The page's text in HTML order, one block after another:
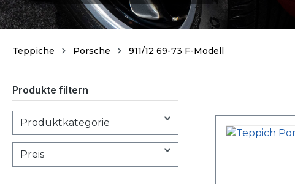
Teppiche Porsche 911/12 69-73 F-Modell
Produkte filtern
Produktkategorie
Preis